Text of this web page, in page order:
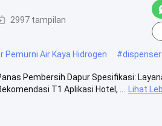
2997 tampilan
Pemurni Air Kaya Hidrogen #
Pembersih Dapur Spesifikasi:
T1 Aplikasi Hotel, ...
Lihat